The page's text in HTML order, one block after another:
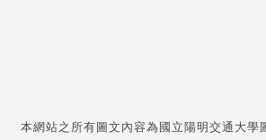
本網站之所有圖文內容為國立陽明交通大學